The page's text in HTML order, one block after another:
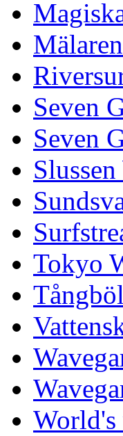
Seven
Seven
Tokyo
World's